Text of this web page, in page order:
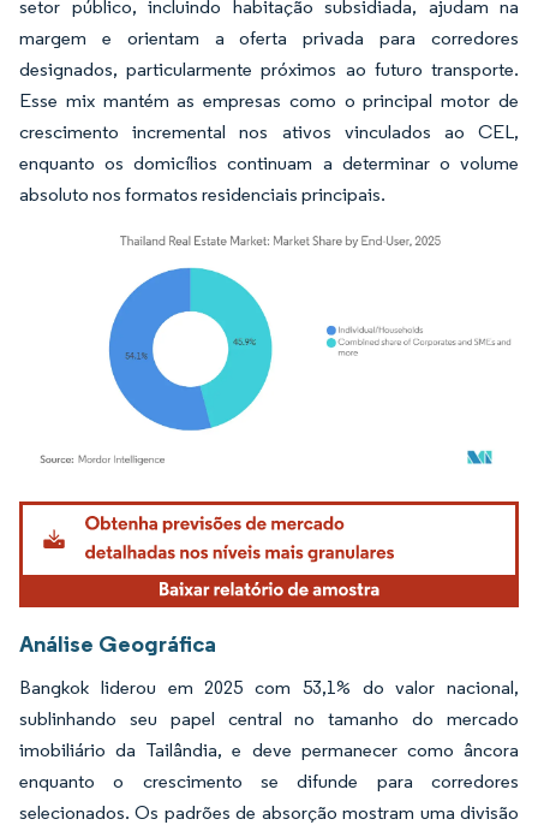
setor público, incluindo habitação subsidiada, ajudam na
margem e orientam a oferta privada para corredores
designados, particularmente próximos ao futuro transporte.
Esse mix mantém as empresas como o principal motor de
crescimento incremental nos ativos vinculados ao CEL,
enquanto os domicílios continuam a determinar o volume
absoluto nos formatos residenciais principais.
Imagem © Mordor Intelligence. O reuso requer atribuição conforme CC BY 4.0.
Análise Geográfica
Bangkok liderou em 2025 com 53,1% do valor nacional,
sublinhando seu papel central no tamanho do mercado
imobiliário da Tailândia, e deve permanecer como âncora
enquanto o crescimento se difunde para corredores
selecionados. Os padrões de absorção mostram uma divisão